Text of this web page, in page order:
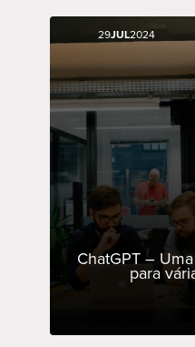
29JUL2024
ChatGPT –
para
29JUL2024